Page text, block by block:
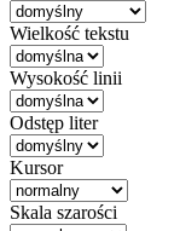
Wielkość tekstu
Wysokość linii
Odstęp liter
Kursor
Skala szarości